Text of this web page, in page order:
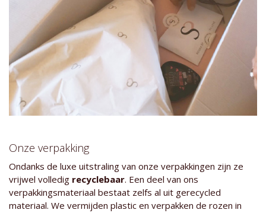
Onze verpakking
Ondanks de luxe uitstraling van onze verpakkingen zijn ze
vrijwel volledig recyclebaar. Een deel van ons
verpakkingsmateriaal bestaat zelfs al uit gerecycled
materiaal. We vermijden plastic en verpakken de rozen in